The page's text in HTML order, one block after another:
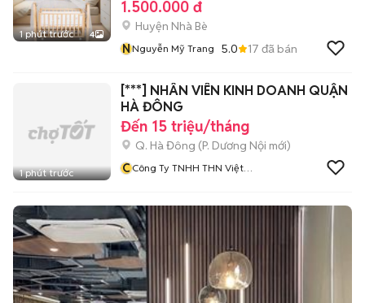
1 phút trước 4
1.500.000 đ
Huyện Nhà Bè
NNguyễn Mỹ Trang 5.0 17 đã bán
1 phút trước
[***] NHÂN VIÊN KINH DOANH QUẬN
HÀ ĐÔNG
Đến 15 triệu/tháng
Q. Hà Đông (P. Dương Nội mới)
CCông Ty TNHH THN Việt